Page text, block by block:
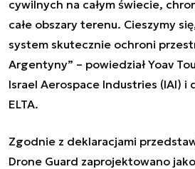
cywilnych na całym świecie,
całe obszary terenu. Cieszymy
system skutecznie ochroni
Argentyny” – powiedział Yoav
Israel Aerospace Industries (IAI)
ELTA.
Zgodnie z deklaracjami
Drone Guard zaprojektowano